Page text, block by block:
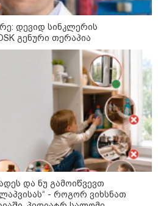
დაგვხვრიტოთ? - არა,
დახვრეტა რაში გვაწყობს,
ქართველ ტყვეებში
გადაგცვალოთ..."
დაიწყო რეალურად
რუსეთის ომი და
შეცდომა, რომელიც
გამოდგა
ზღვაში გემებზე
რუსეთ-უკრაინის
რეკორდული მასშტაბი
დევიდ სინკლერის
გენური თერაპია
და ნუ გამოიწვევთ
- როგორ ვიხსნათ